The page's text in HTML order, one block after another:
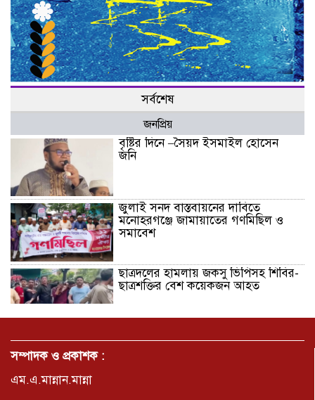
সর্বশেষ
জনপ্রিয়
বৃষ্টির দিনে –সৈয়দ ইসমাইল হোসেন
জনি
জুলাই সনদ বাস্তবায়নের দাবিতে
মনোহরগঞ্জে জামায়াতের গণমিছিল ও
সমাবেশ
ছাত্রদলের হামলায় জকসু ভিপিসহ শিবির-
ছাত্রশক্তির বেশ কয়েকজন আহত
মির্জাপুর পূর্ব ৮নং ওয়ার্ড বিএনপির
সম্পাদক ও প্রকাশক :
এম.এ.মান্নান.মান্না